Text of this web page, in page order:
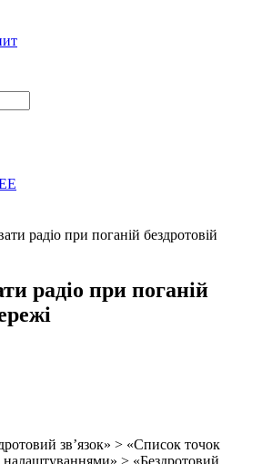
радіо при поганій бездротовій
радіо при поганій
зв’язок» > «Список точок
> «Бездротовий